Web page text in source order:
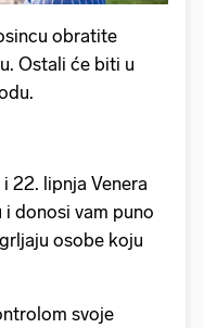
obratite
Ostali će biti u
22. lipnja Venera
i donosi vam puno
osobe koju
svoje